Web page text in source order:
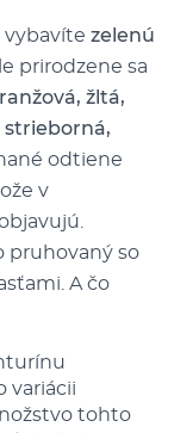
vybavíte zelenú
prirodzene sa
žltá,
strieborná,
odtiene
v
pruhovaný so
A čo
variácii
tohto